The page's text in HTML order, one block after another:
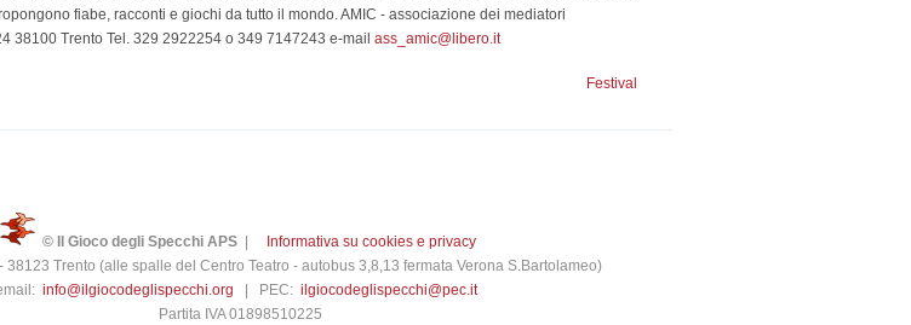
fiabe, racconti e giochi da tutto il mondo. AMIC - associazione dei mediatori
38100 Trento Tel. 329 2922254 o 349 7147243 e-mail ass_amic@libero.it
Festival
© Il Gioco degli Specchi APS|
Informativa su cookies e privacy
38123 Trento (alle spalle del Centro Teatro - autobus 3,8,13 fermata Verona S.Bartolameo)
info@ilgiocodeglispecchi.org | PEC: ilgiocodeglispecchi@pec.it
Partita IVA 01898510225